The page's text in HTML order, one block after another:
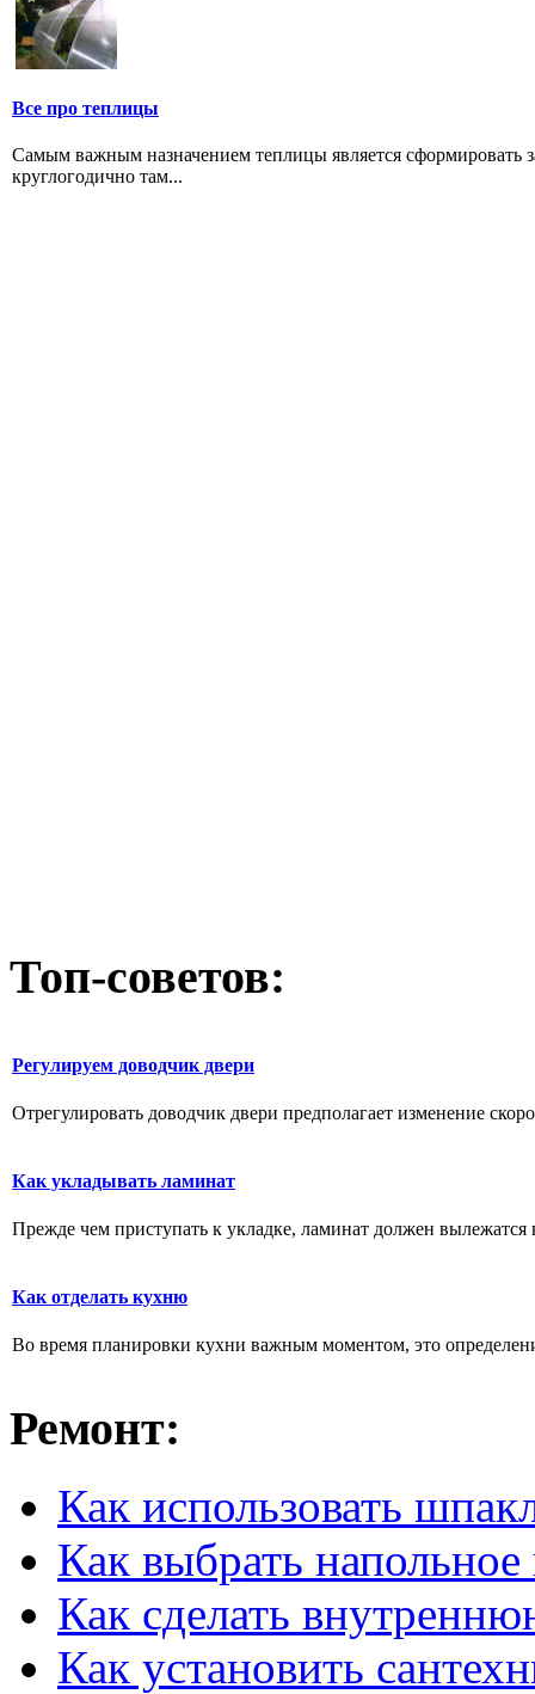
Все про теплицы
Самым важным назначением теплицы является
круглогодично там...
Топ-советов:
Регулируем доводчик двери
Отрегулировать доводчик двери предполагает изменение
Как укладывать ламинат
Прежде чем приступать к укладке, ламинат должен вылежатся
Как отделать кухню
Во время планировки кухни важным моментом, это
Ремонт:
Как использовать
Как выбрать
Как сделать
Как установить